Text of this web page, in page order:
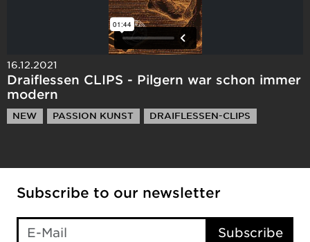
16.12.2021
Draiflessen CLIPS - Pilgern war schon immer
modern
NEW PASSION KUNST DRAIFLESSEN-CLIPS
Subscribe to our newsletter
Subscribe